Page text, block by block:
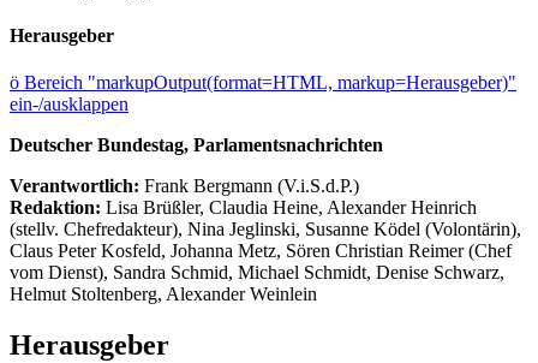
Herausgeber
ö Bereich "markupOutput(format=HTML, markup=Herausgeber)"
ein-/ausklappen
Deutscher Bundestag, Parlamentsnachrichten
Verantwortlich: Frank Bergmann (V.i.S.d.P.)
Redaktion: Lisa Brüßler, Claudia Heine, Alexander Heinrich
(stellv. Chefredakteur), Nina Jeglinski, Susanne Ködel (Volontärin),
Claus Peter Kosfeld, Johanna Metz, Sören Christian Reimer (Chef
vom Dienst), Sandra Schmid, Michael Schmidt, Denise Schwarz,
Helmut Stoltenberg, Alexander Weinlein
Herausgeber